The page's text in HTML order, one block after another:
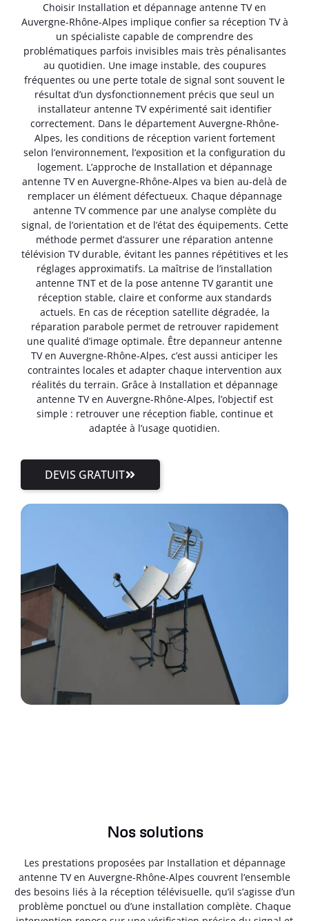
Choisir Installation et dépannage antenne TV en
Auvergne-Rhône-Alpes implique confier sa réception TV à
un spécialiste capable de comprendre des
problématiques parfois invisibles mais très pénalisantes
au quotidien. Une image instable, des coupures
fréquentes ou une perte totale de signal sont souvent le
résultat d’un dysfonctionnement précis que seul un
installateur antenne TV expérimenté sait identifier
correctement. Dans le département Auvergne-Rhône-
Alpes, les conditions de réception varient fortement
selon l’environnement, l’exposition et la configuration du
logement. L’approche de Installation et dépannage
antenne TV en Auvergne-Rhône-Alpes va bien au-delà de
remplacer un élément défectueux. Chaque dépannage
antenne TV commence par une analyse complète du
signal, de l’orientation et de l’état des équipements. Cette
méthode permet d’assurer une réparation antenne
télévision TV durable, évitant les pannes répétitives et les
réglages approximatifs. La maîtrise de l’installation
antenne TNT et de la pose antenne TV garantit une
réception stable, claire et conforme aux standards
actuels. En cas de réception satellite dégradée, la
réparation parabole permet de retrouver rapidement
une qualité d’image optimale. Être depanneur antenne
TV en Auvergne-Rhône-Alpes, c’est aussi anticiper les
contraintes locales et adapter chaque intervention aux
réalités du terrain. Grâce à Installation et dépannage
antenne TV en Auvergne-Rhône-Alpes, l’objectif est
simple : retrouver une réception fiable, continue et
adaptée à l’usage quotidien.
DEVIS GRATUIT
Nos solutions
Les prestations proposées par Installation et dépannage
antenne TV en Auvergne-Rhône-Alpes couvrent l’ensemble
des besoins liés à la réception télévisuelle, qu’il s’agisse d’un
problème ponctuel ou d’une installation complète. Chaque